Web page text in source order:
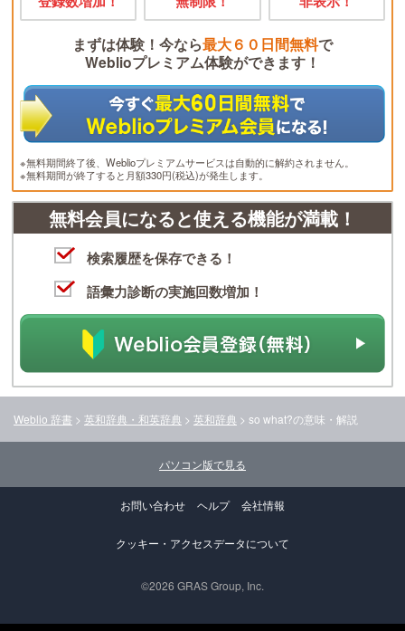
まずは体験！今なら最大６０日間無料で
Weblioプレミアム体験ができます！
※無料期間終了後、Weblioプレミアムサービスは自動的に解約されません。
※無料期間が終了すると月額330円(税込)が発生します。
無料会員になると使える機能が満載！
検索履歴を保存できる！
語彙力診断の実施回数増加！
Weblio 辞書 > 英和辞典・和英辞典 > 英和辞典 > so what?の意味・解説
パソコン版で見る
お問い合わせ ヘルプ 会社情報
クッキー・アクセスデータについて
©2026 GRAS Group, Inc.